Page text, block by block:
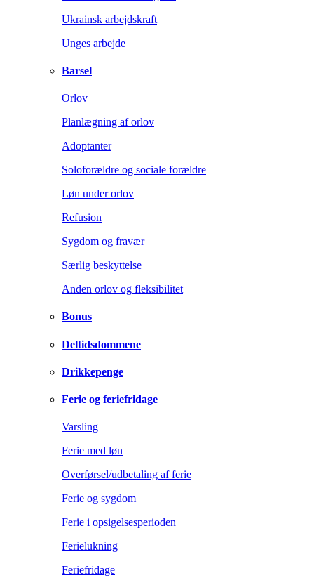
Ukrainsk arbejdskraft
Unges arbejde
Barsel
Orlov
Planlægning af orlov
Adoptanter
Soloforældre og sociale forældre
Løn under orlov
Refusion
Sygdom og fravær
Særlig beskyttelse
Anden orlov og fleksibilitet
Bonus
Deltidsdommene
Drikkepenge
Ferie og feriefridage
Varsling
Ferie med løn
Overførsel/udbetaling af ferie
Ferie og sygdom
Ferie i opsigelsesperioden
Ferielukning
Feriefridage